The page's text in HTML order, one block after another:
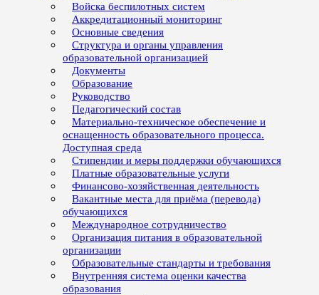
Войска беспилотных систем
Аккредитационный мониторинг
Основные сведения
Структура и органы управления
образовательной организацией
Документы
Образование
Руководство
Педагогический состав
Материально-техническое обеспечение и
оснащенность образовательного процесса.
Доступная среда
Стипендии и меры поддержки обучающихся
Платные образовательные услуги
Финансово-хозяйственная деятельность
Вакантные места для приёма (перевода)
обучающихся
Международное сотрудничество
Организация питания в образовательной
организации
Образовательные стандарты и требования
Внутренняя система оценки качества
образования